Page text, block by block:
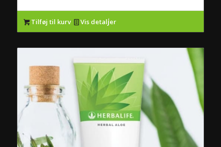
Tilføj til kurv Vis detaljer